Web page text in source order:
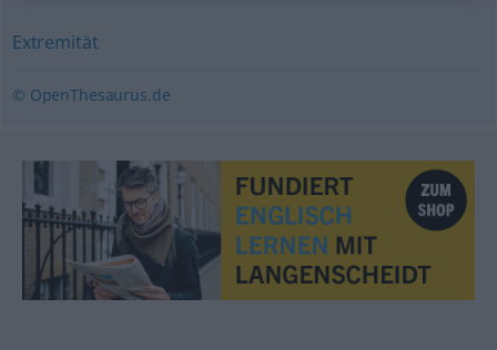
Extremität
© OpenThesaurus.de